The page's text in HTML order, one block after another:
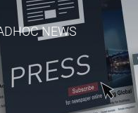
NEWS